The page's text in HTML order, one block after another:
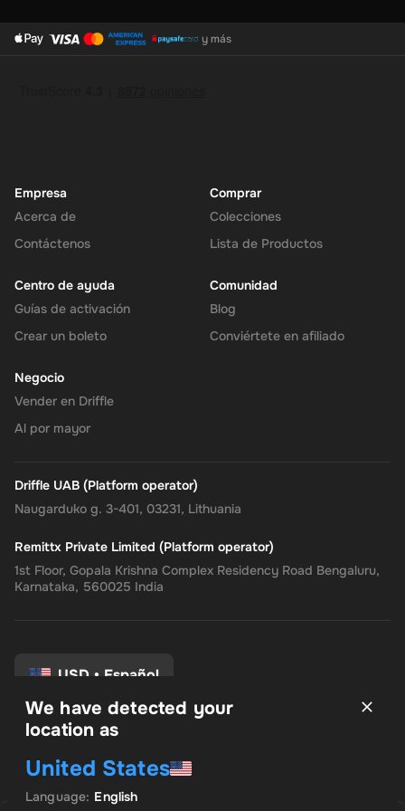
y más
Empresa
Acerca de
Contáctenos
Comprar
Colecciones
Lista de Productos
Centro de ayuda
Guías de activación
Crear un boleto
Comunidad
Blog
Conviértete en afiliado
Negocio
Vender en Driffle
Al por mayor
Driffle UAB (Platform operator)
Naugarduko g. 3-401, 03231, Lithuania
Remittx Private Limited (Platform operator)
1st Floor, Gopala Krishna Complex Residency Road Bengaluru,
Karnataka, 560025 India
USD • Español
política de privacidad
Politica de reembolso
Preferencias de consentimiento
We have detected your
location as
United States
Language: English